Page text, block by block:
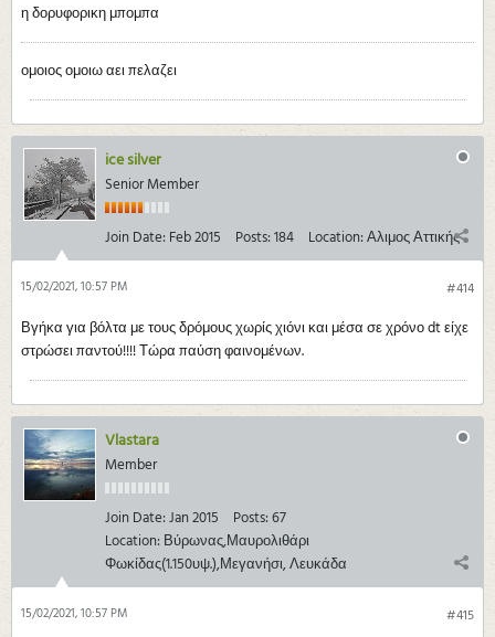
η δορυφορικη μπομπα
ομοιος ομοιω αει πελαζει
ice silver
Senior Member
Join Date: Feb 2015 Posts:184 Location:Αλιμος Αττικής
#414
15/02/2021, 10:57 PM
Βγήκα για βόλτα με τους δρόμους χωρίς χιόνι και μέσα σε χρόνο dt είχε
στρώσει παντού!!!! Τώρα παύση φαινομένων.
Vlastara
Member
Join Date:Jan 2015 Posts:67
Location: Βύρωνας,Μαυρολιθάρι
Φωκίδας(1.150υψ.),Μεγανήσι, Λευκάδα
#415
15/02/2021, 10:57 PM